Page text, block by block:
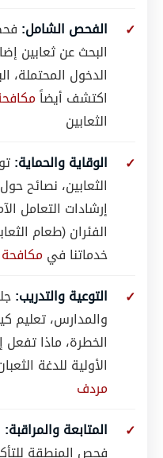
الفحص الشامل:
البحث عن ثعابين
الدخول
اكتشف أيضاً
الثعابين
الوقاية والحماية:
الثعابين، نصائح
إرشادات التعامل
الفئران (طعام
خدماتنا في
التوعية والتدريب:
والمدارس، تعليم
الخطرة، ماذا تفعل
الأولية للدغة
مردف
المتابعة والمراقبة:
فحص المنطقة